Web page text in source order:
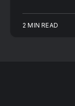
2 MIN READ